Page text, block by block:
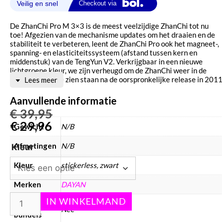
De ZhanChi Pro M 3×3 is de meest veelzijdige ZhanChi tot nu
toe! Afgezien van de mechanisme updates om het draaien en de
stabiliteit te verbeteren, leent de ZhanChi Pro ook het magneet-,
spanning- en elasticiteitssysteem (afstand tussen kern en
middenstuk) van de TengYun V2. Verkrijgbaar in een nieuwe
lichtgroene kleur, we zijn verheugd om de ZhanChi weer in de
schijnwerpers te zien staan ​​na de oorspronkelijke release in
Aanvullende informatie
Gewicht N/B
Afmetingen N/B
Kleur stickerless, zwart
Merken DAYAN
Speedcube
bundels
Nee
Lees meer
€39,95
€29,96
Kleur